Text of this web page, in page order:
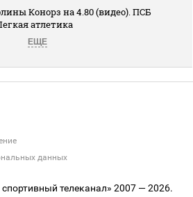
Конорз на 4.80 (видео). ПСБ
атлетика
ЕЩЕ
данных
телеканал» 2007 — 2026.